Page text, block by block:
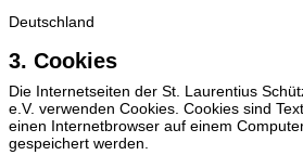
Deutschland
3. Cookies
Die Internetseiten der St. Laurentius
e.V. verwenden Cookies. Cookies sind
einen Internetbrowser auf einem
gespeichert werden.